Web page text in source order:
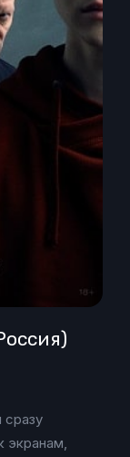
сразу
экранам,